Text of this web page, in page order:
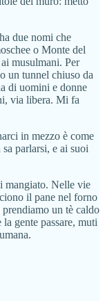
due nomi che
o Monte del
musulmani. Per
un tunnel chiuso da
di uomini e donne
via libera. Mi fa
in mezzo è come
parlarsi, e ai suoi
mangiato. Nelle vie
il pane nel forno
un tè caldo
gente passare, muti